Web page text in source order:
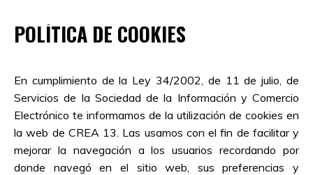
POLÍTICA DE COOKIES
En cumplimiento de la Ley 34/2002, de 11 de julio, de
Servicios de la Sociedad de la Información y Comercio
Electrónico te informamos de la utilización de cookies en
la web de CREA 13. Las usamos con el fin de facilitar y
mejorar la navegación a los usuarios recordando por
donde navegó en el sitio web, sus preferencias y